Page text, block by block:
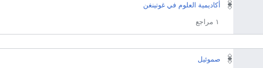
أكاديمية العلوم في غوتينغن
١ مراجع
صموئيل